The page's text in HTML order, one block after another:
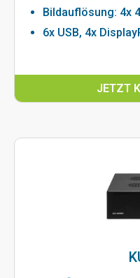
Bildauflösung: 4x
6x USB, 4x
JETZT